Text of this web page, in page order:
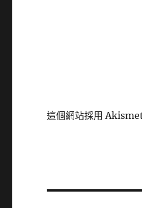
這個網站採用